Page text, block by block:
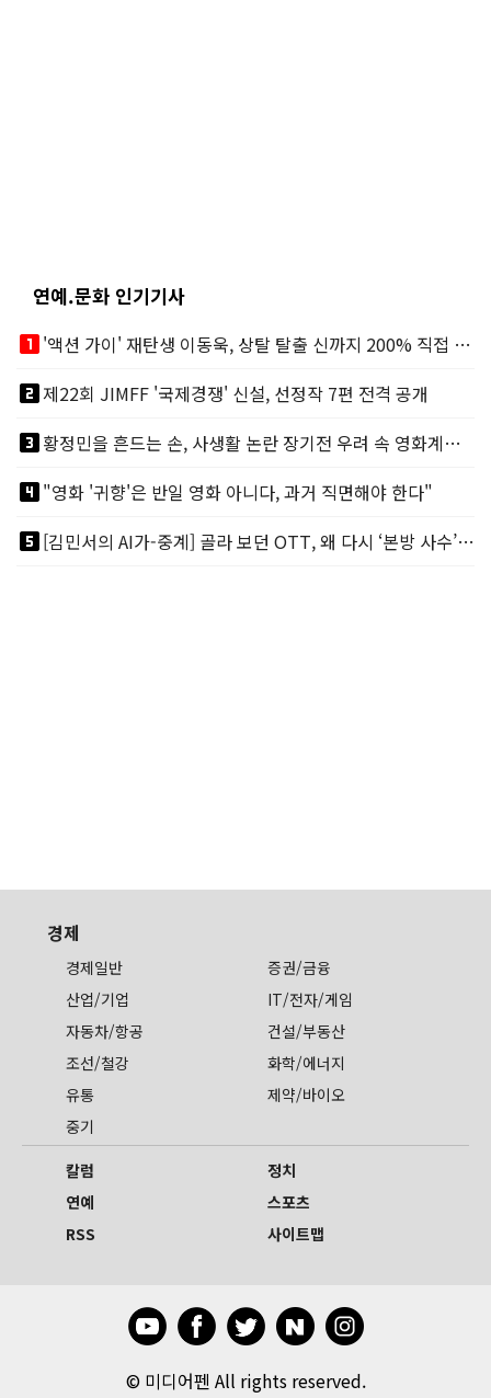
연예.문화 인기기사
looks_one
'액션 가이' 재탄생 이동욱, 상탈 탈출 신까지 200% 직접 소화
looks_two제22회 JIMFF '국제경쟁' 신설, 선정작 7편 전격 공개
looks_3
황정민을 흔드는 손, 사생활 논란 장기전 우려 속 영화계도 리스크
looks_4"영화 '귀향'은 반일 영화 아니다, 과거 직면해야 한다"
looks_5
[김민서의 AI가-중계] 골라 보던 OTT, 왜 다시 ‘본방 사수’를 부르나
경제
경제일반
증권/금융
산업/기업
IT/전자/게임
자동차/항공
건설/부동산
조선/철강
화학/에너지
유통
제약/바이오
중기
칼럼
정치
연예
스포츠
RSS
사이트맵
© 미디어펜 All rights reserved.